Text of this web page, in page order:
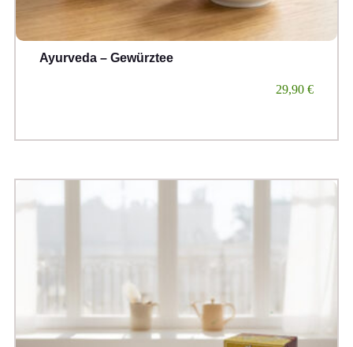
Ayurveda – Gewürztee
€
29,90